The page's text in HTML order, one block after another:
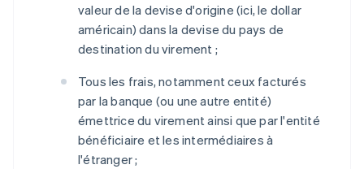
valeur de la devise d'origine (ici, le dollar
américain) dans la devise du pays de
destination du virement ;
Tous les frais, notamment ceux facturés
par la banque (ou une autre entité)
émettrice du virement ainsi que par l'entité
bénéficiaire et les intermédiaires à
l'étranger ;